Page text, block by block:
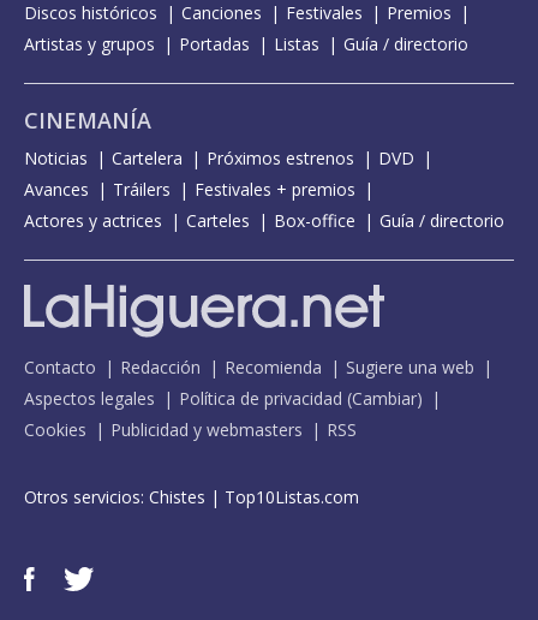
Discos históricos
Canciones Festivales
Premios
Artistas y grupos
Portadas Listas Guía / directorio
CINEMANÍA
Noticias Cartelera Próximos estrenos
DVD
Avances
Tráilers
Festivales + premios
Actores y actrices
Carteles Box-office Guía / directorio
Contacto Redacción Recomienda
Sugiere una web
Aspectos legales
Política de privacidad (Cambiar)
Cookies
Publicidad y webmasters RSS
Otros servicios: Chistes | Top10Listas.com